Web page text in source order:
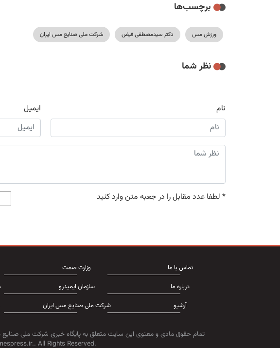
برچسب‌ها
ورزش مس دکتر سیدمصطفی فیض شرکت ملی صنایع مس ایران
نظر شما
نام ایمیل
* لطفا عدد مقابل را در جعبه متن وارد کنید
تماس با ما
درباره ما
آرشیو
وزارت صمت
سازمان ایمیدرو
شرکت ملی صنایع مس ایران
تمام حقوق مادی و معنوی این سایت متعلق به پایگاه خبری شرکت ملی صنایع
All Rights Reserved.